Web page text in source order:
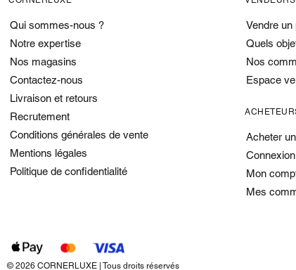
Qui sommes-nous ?
Notre expertise
Nos magasins
Contactez-nous
Livraison et retours
Recrutement
Conditions générales de vente
Mentions légales
Politique de confidentialité
Vendre un
Quels
Nos
Espace
Acheter
Connexion
Mon
Mes
© 2026 CORNERLUXE | Tous droits réservés